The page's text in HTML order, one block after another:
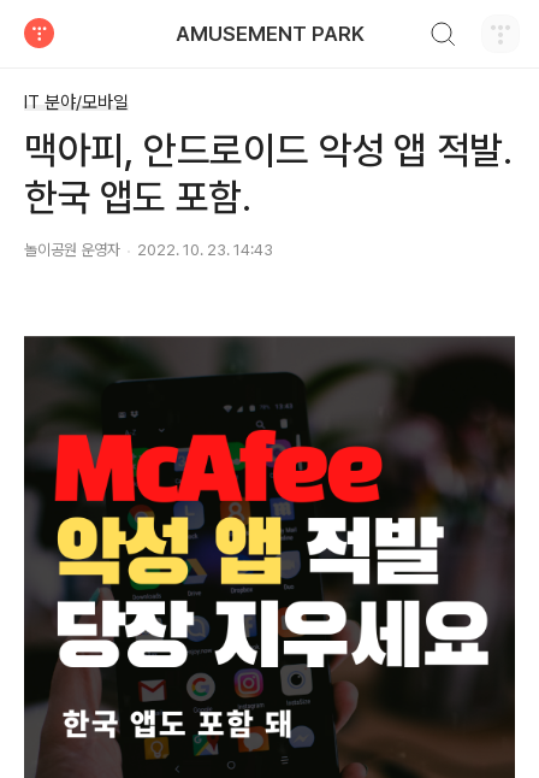
AMUSEMENT PARK
IT 분야/모바일
맥아피, 안드로이드 악성 앱 적발.
한국 앱도 포함.
놀이공원 운영자 2022. 10. 23. 14:43